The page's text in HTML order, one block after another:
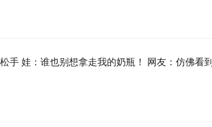
手 娃：谁也别想拿走我的奶瓶！ 网友：仿佛看到